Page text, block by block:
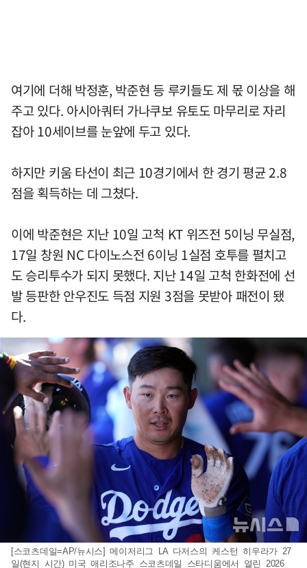
여기에 더해 박정훈, 박준현 등 루키들도 제 몫 이상을 해
주고 있다. 아시아쿼터 가나쿠보 유토도 마무리로 자리
잡아 10세이브를 눈앞에 두고 있다.
하지만 키움 타선이 최근 10경기에서 한 경기 평균 2.8
점을 획득하는 데 그쳤다.
이에 박준현은 지난 10일 고척 KT 위즈전 5이닝 무실점,
17일 창원 NC 다이노스전 6이닝 1실점 호투를 펼치고
도 승리투수가 되지 못했다. 지난 14일 고척 한화전에 선
발 등판한 안우진도 득점 지원 3점을 못받아 패전이 됐
다.
[스코츠데일=AP/뉴시스] 메이저리그 LA 다저스의 케스턴 히우라가 27
일(현지 시간) 미국 애리조나주 스코츠데일 스타디움에서 열린 2026